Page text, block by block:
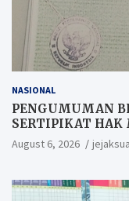
NASIONAL
PENGUMUMAN
SERTIPIKAT
August 6, 2026